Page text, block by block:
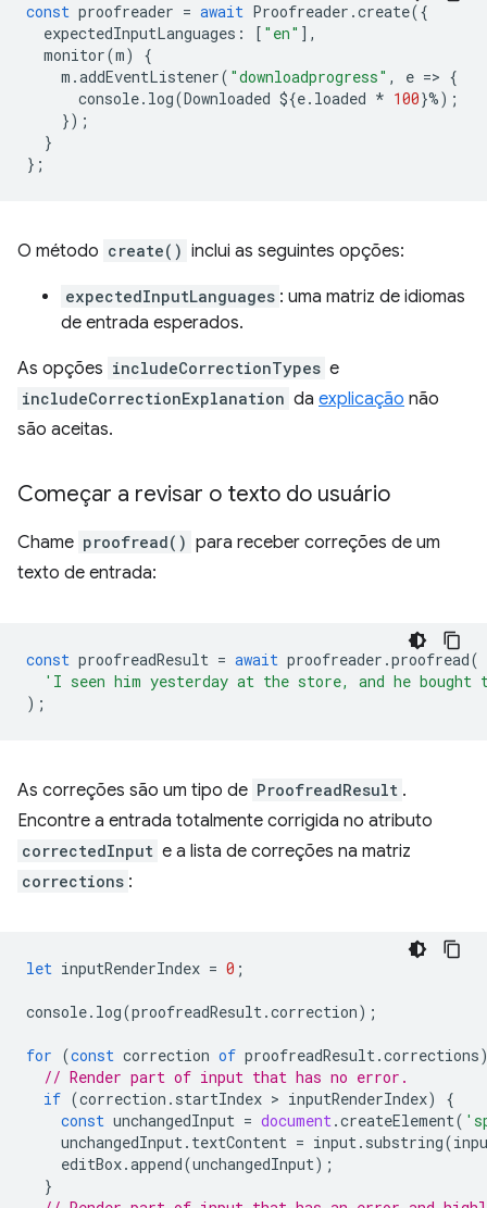
const proofreader = await Proofreader .create({
expectedInputLanguages : [ "en" ],
monitor(m)
{
m .addEventListener( "downloadprogress" , e => {
console. log(Downloaded ${e. loaded * 100}%);
});
}
};
O método create() inclui as seguintes opções:
expectedInputLanguages : uma matriz de idiomas
de entrada esperados.
As opções includeCorrectionTypes e
includeCorrectionExplanation da explicação não
são aceitas.
Começar a revisar o texto do usuário
Chame proofread() para receber correções de um
texto de entrada:
const proofreadResult = await proofreader .proofread(
'I seen him yesterday at the store, and he
);
As correções são um tipo de ProofreadResult .
Encontre a entrada totalmente corrigida no atributo
correctedInput e a lista de correções na matriz
corrections :
let inputRenderIndex = 0 ;
console. log(proofreadResult.correction);
for (const correction of proofreadResult.corrections
// Render part of input that has no error.
if (correction . startIndex > inputRenderIndex)
{
const unchangedInput = document.createElement(
unchangedInput. textContent = input. substring(
editBox.append(unchangedInput);
}